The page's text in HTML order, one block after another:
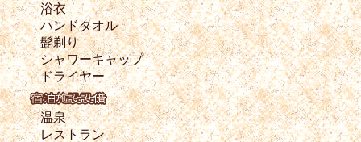
浴衣
ハンドタオル
髭剃り
シャワーキャップ
ドライヤー
温泉
レストラン